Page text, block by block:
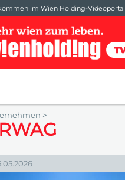
im Wien Holding-Videoportal
>